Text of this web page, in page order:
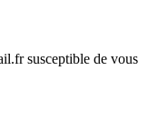
susceptible de vous